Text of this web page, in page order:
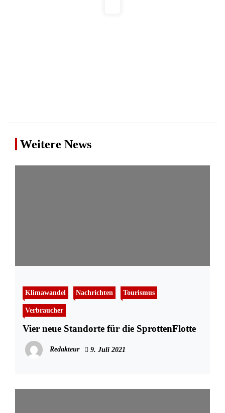
Weitere News
Klimawandel Nachrichten Tourismus
Verbraucher
Vier neue Standorte für die SprottenFlotte
Redakteur 9. Juli 2021